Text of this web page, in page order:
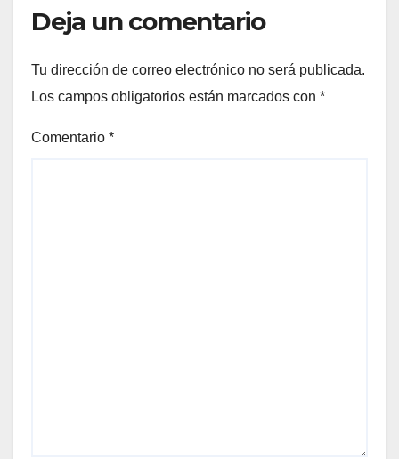
Deja un comentario
Tu dirección de correo electrónico no será publicada.
Los campos obligatorios están marcados con *
Comentario *